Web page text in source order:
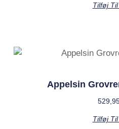
Tilføj
Appelsin
Tilføj